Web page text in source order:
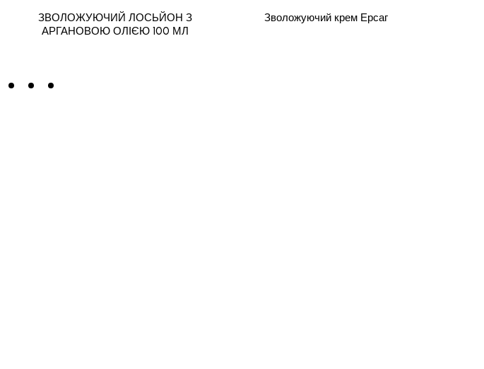
ЗВОЛОЖУЮЧИЙ ЛОСЬЙОН З
АРГАНОВОЮ ОЛІЄЮ 100 МЛ
Зволожуючий крем Ерсаг